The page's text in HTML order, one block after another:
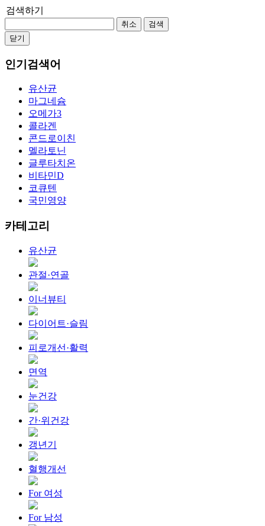
검색하기
취소
검색
닫기
인기검색어
유산균
마그네슘
오메가3
콜라겐
콘드로이친
멜라토닌
글루타치온
비타민D
코큐텐
국민영양
카테고리
유산균
관절·연골
이너뷰티
다이어트·슬림
피로개선·활력
면역
눈건강
간·위건강
갱년기
혈행개선
For 여성
For 남성